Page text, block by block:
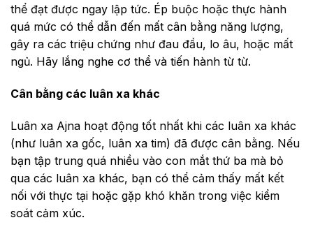
thể đạt được ngay lập tức. Ép buộc hoặc thực hành
quá mức có thể dẫn đến mất cân bằng năng lượng,
gây ra các triệu chứng như đau đầu, lo âu, hoặc mất
ngủ. Hãy lắng nghe cơ thể và tiến hành từ từ.
Cân bằng các luân xa khác
Luân xa Ajna hoạt động tốt nhất khi các luân xa khác
(như luân xa gốc, luân xa tim) đã được cân bằng. Nếu
bạn tập trung quá nhiều vào con mắt thứ ba mà bỏ
qua các luân xa khác, bạn có thể cảm thấy mất kết
nối với thực tại hoặc gặp khó khăn trong việc kiểm
soát cảm xúc.